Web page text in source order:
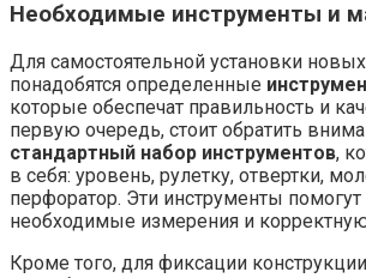
Необходимые инструменты и
Для самостоятельной установки
понадобятся определенные
которые обеспечат правильность и
первую очередь, стоит обратить
стандартный набор инструментов,
в себя: уровень, рулетку, отвертки,
перфоратор. Эти инструменты
необходимые измерения и
Кроме того, для фиксации